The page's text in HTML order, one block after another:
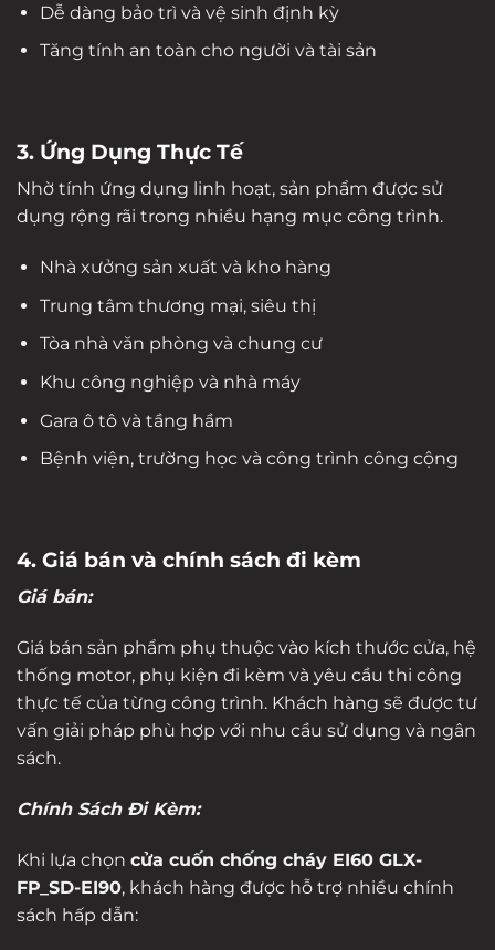
Dễ dàng bảo trì và vệ sinh định kỳ
Tăng tính an toàn cho người và tài sản
3. Ứng Dụng Thực Tế
Nhờ tính ứng dụng linh hoạt, sản phẩm được sử
dụng rộng rãi trong nhiều hạng mục công trình.
Nhà xưởng sản xuất và kho hàng
Trung tâm thương mại, siêu thị
Tòa nhà văn phòng và chung cư
Khu công nghiệp và nhà máy
Gara ô tô và tầng hầm
Bệnh viện, trường học và công trình công cộng
4. Giá bán và chính sách đi kèm
Giá bán:
Giá bán sản phẩm phụ thuộc vào kích thước cửa, hệ
thống motor, phụ kiện đi kèm và yêu cầu thi công
thực tế của từng công trình. Khách hàng sẽ được tư
vấn giải pháp phù hợp với nhu cầu sử dụng và ngân
sách.
Chính Sách Đi Kèm:
Khi lựa chọn cửa cuốn chống cháy EI60 GLX-
FP_SD-EI90, khách hàng được hỗ trợ nhiều chính
sách hấp dẫn: